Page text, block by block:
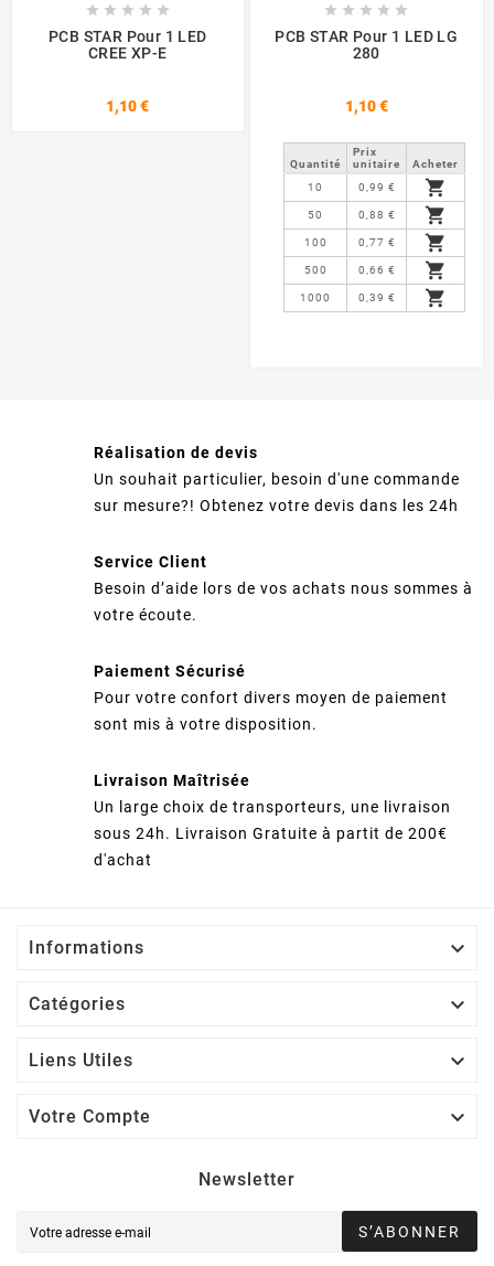
    
PCB STAR Pour 1 LED
CREE XP-E
1,10 €
    
PCB STAR Pour 1 LED LG
280
1,10 €
Quantité
Prix ​​
unitaire
Acheter
10
0,99 € 
50 0,88 € 
100 0,77 € 
500 0,66 € 
1000 0,39 € 
Réalisation de devis
Un souhait particulier, besoin d'une commande
sur mesure?! Obtenez votre devis dans les 24h
Service Client
Besoin d’aide lors de vos achats nous sommes à
votre écoute.
Paiement Sécurisé
Pour votre confort divers moyen de paiement
sont mis à votre disposition.
Livraison Maîtrisée
Un large choix de transporteurs, une livraison
sous 24h. Livraison Gratuite à partit de 200€
d'achat
Informations 
Catégories 
Liens Utiles 
Votre Compte 
Newsletter
S’ABONNER